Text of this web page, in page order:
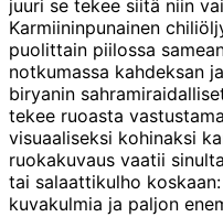
juuri se tekee siitä niin
Karmiininpunainen
puolittain piilossa
notkumassa kahdeksan
biryanin
tekee ruoasta
visuaaliseksi kohinaksi
ruokakuvaus vaatii
tai salaattikulho
kuvakulmia ja paljon